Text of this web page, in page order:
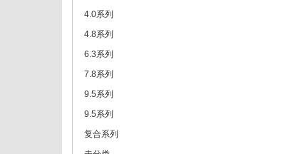
4.0系列
4.8系列
6.3系列
7.8系列
9.5系列
9.5系列
复合系列